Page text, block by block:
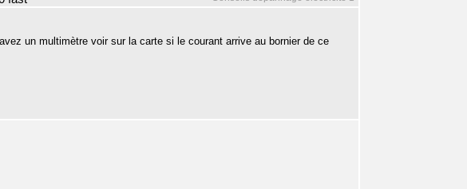
un multimètre voir sur la carte si le courant arrive au bornier de ce